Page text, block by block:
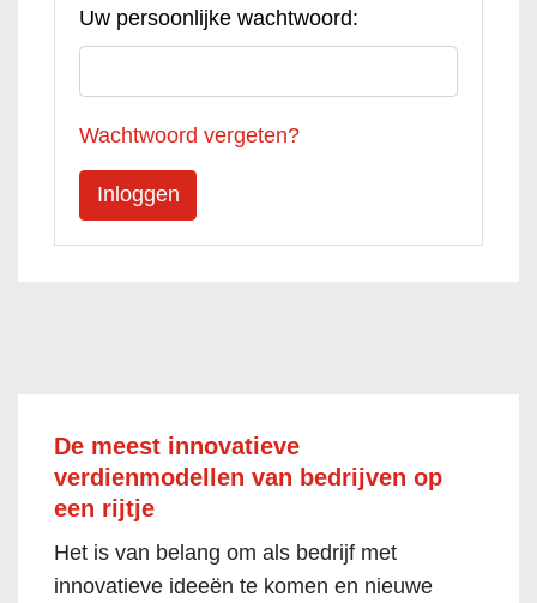
Uw persoonlijke wachtwoord:
Wachtwoord vergeten?
De meest innovatieve
verdienmodellen van bedrijven op
een rijtje
Het is van belang om als bedrijf met
innovatieve ideeën te komen en nieuwe